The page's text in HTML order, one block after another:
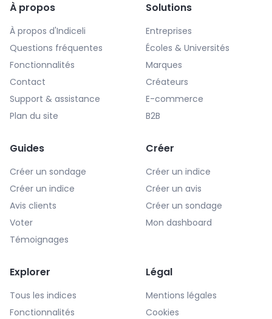
À propos
À propos d'Indiceli
Questions fréquentes
Fonctionnalités
Contact
Support & assistance
Plan du site
Solutions
Entreprises
Écoles & Universités
Marques
Créateurs
E-commerce
B2B
Guides
Créer un sondage
Créer un indice
Avis clients
Voter
Témoignages
Créer
Créer un indice
Créer un avis
Créer un sondage
Mon dashboard
Explorer
Tous les indices
Fonctionnalités
Légal
Mentions légales
Cookies